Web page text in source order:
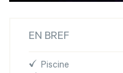
EN BREF
Piscine